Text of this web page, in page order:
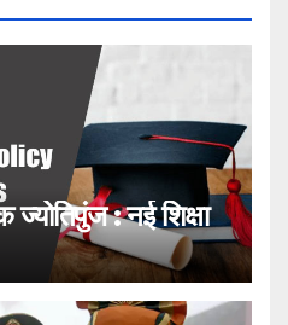
ज्योतिपुंज : नई शिक्षा